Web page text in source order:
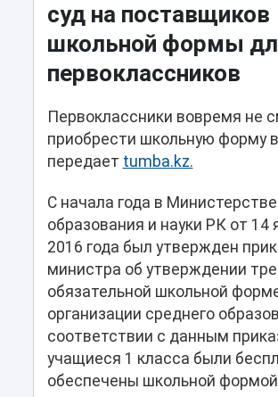
суд на поставщиков
школьной формы
первоклассников
Первоклассники вовремя не
приобрести школьную форму в
передает tumba.kz.
С начала года в Министерстве
образования и науки РК от 14
2016 года был утвержден
министра об утверждении
обязательной школьной
организации среднего
соответствии с данным
учащиеся 1 класса были
обеспечены школьной